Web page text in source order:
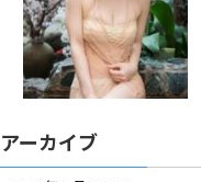
アーカイブ